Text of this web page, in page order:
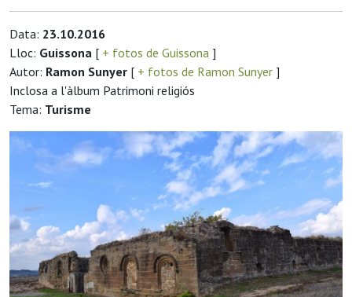
Data: 23.10.2016
Lloc: Guissona [ + fotos de Guissona ]
Autor: Ramon Sunyer [ + fotos de Ramon Sunyer ]
Inclosa a l'àlbum Patrimoni religiós
Tema: Turisme